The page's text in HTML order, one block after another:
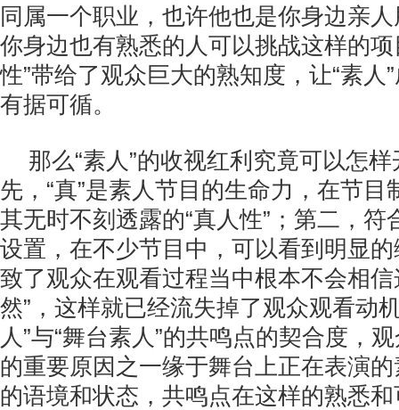
同属一个职业，也许他也是你身边亲
你身边也有熟悉的人可以挑战这样的
性”带给了观众巨大的熟知度，让“素人
有据可循。
那么“素人”的收视红利究竟可以怎
先，“真”是素人节目的生命力，在节目
其无时不刻透露的“真人性”；第二，符
设置，在不少节目中，可以看到明显
致了观众在观看过程当中根本不会相信
然”，这样就已经流失掉了观众观看动
人”与“舞台素人”的共鸣点的契合度，
的重要原因之一缘于舞台上正在表演
的语境和状态，共鸣点在这样的熟悉